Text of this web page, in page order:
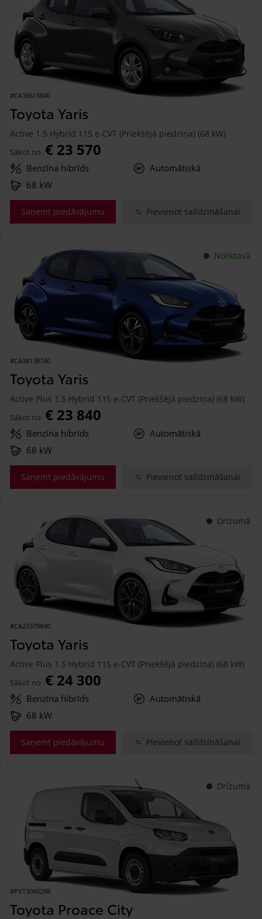
#CA16613840
Toyota Yaris
Active 1.5 Hybrid 115 e-CVT (Priekšējā piedziņa) (68 kW)
Sākot no € 23 570
Benzīna hibrīds
Automātiskā
68 kW
Saņemt piedāvājumu Pievienot salīdzināšanai
Noliktavā
#CA38138740
Toyota Yaris
Active Plus 1.5 Hybrid 115 e-CVT (Priekšējā piedziņa) (68 kW)
Sākot no € 23 840
Benzīna hibrīds
Automātiskā
68 kW
Saņemt piedāvājumu Pievienot salīdzināšanai
Drīzumā
#CA23379840
Toyota Yaris
Active Plus 1.5 Hybrid 115 e-CVT (Priekšējā piedziņa) (68 kW)
Sākot no € 24 300
Benzīna hibrīds
Automātiskā
68 kW
Saņemt piedāvājumu Pievienot salīdzināšanai
Drīzumā
#PVT3060298
Toyota Proace City